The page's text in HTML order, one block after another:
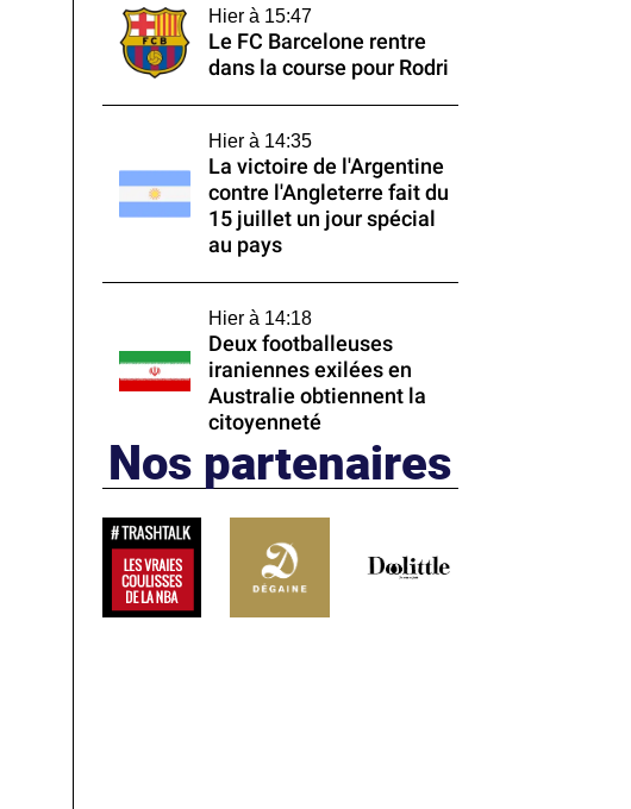
Hier à 15:47
Le FC Barcelone rentre
dans la course pour Rodri
Hier à 14:35
La victoire de l'Argentine
contre l'Angleterre fait du
15 juillet un jour spécial
au pays
Hier à 14:18
Deux footballeuses
iraniennes exilées en
Australie obtiennent la
citoyenneté
Nos partenaires